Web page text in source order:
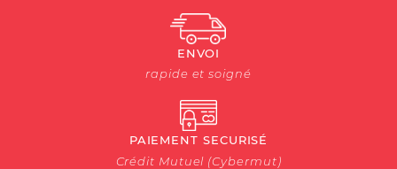
ENVOI
rapide et soigné
PAIEMENT SECURISÉ
Crédit Mutuel (Cybermut)